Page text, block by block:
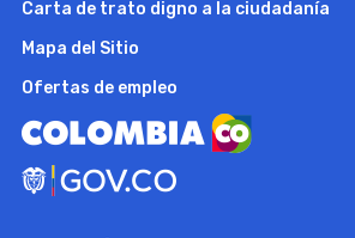
Carta de trato digno a la ciudadanía
Mapa del Sitio
Ofertas de empleo